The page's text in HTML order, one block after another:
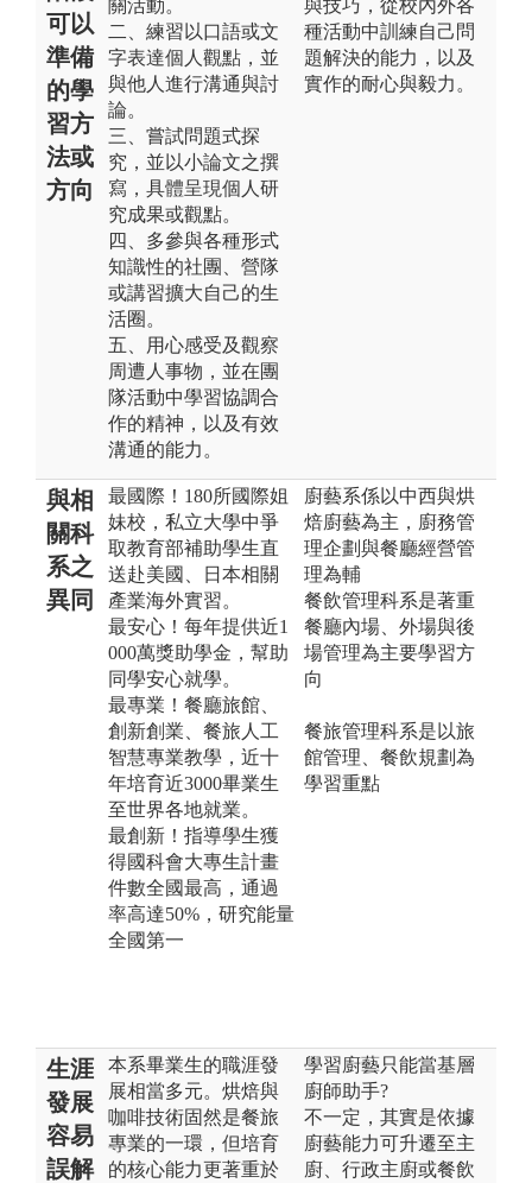
可以
準備
的學
習方
法或
方向
關活動。
二、練習以口語或文
字表達個人觀點，並
與他人進行溝通與討
論。
三、嘗試問題式探
究，並以小論文之撰
寫，具體呈現個人研
究成果或觀點。
四、多參與各種形式
知識性的社團、營隊
或講習擴大自己的生
活圈。
五、用心感受及觀察
周遭人事物，並在團
隊活動中學習協調合
作的精神，以及有效
溝通的能力。
與技巧，從校內外各
種活動中訓練自己問
題解決的能力，以及
實作的耐心與毅力。
與相
關科
系之
異同
最國際！180所國際姐
妹校，私立大學中爭
取教育部補助學生直
送赴美國、日本相關
產業海外實習。
最安心！每年提供近1
000萬獎助學金，幫助
同學安心就學。
最專業！餐廳旅館、
創新創業、餐旅人工
智慧專業教學，近十
年培育近3000畢業生
至世界各地就業。
最創新！指導學生獲
得國科會大專生計畫
件數全國最高，通過
率高達50%，研究能量
全國第一
廚藝系係以中西與烘
焙廚藝為主，廚務管
理企劃與餐廳經營管
理為輔
餐飲管理科系是著重
餐廳內場、外場與後
場管理為主要學習方
向
餐旅管理科系是以旅
館管理、餐飲規劃為
學習重點
生涯
發展
容易
誤解
本系畢業生的職涯發
展相當多元。烘焙與
咖啡技術固然是餐旅
專業的一環，但培育
的核心能力更著重於
學習廚藝只能當基層
廚師助手?
不一定，其實是依據
廚藝能力可升遷至主
廚、行政主廚或餐飲